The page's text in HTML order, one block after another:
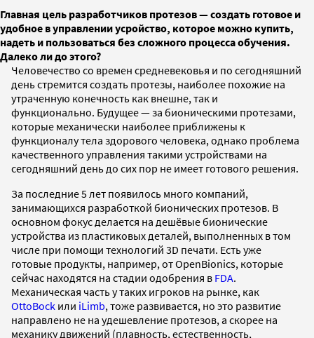
Главная цель разработчиков протезов — создать готовое и
удобное в управлении усройство, которое можно купить,
надеть и пользоваться без сложного процесса обучения.
Далеко ли до этого?
Человечество со времен средневековья и по сегодняшний
день стремится создать протезы, наиболее похожие на
утраченную конечность как внешне, так и
функционально. Будущее — за бионическими протезами,
которые механически наиболее приближены к
функционалу тела здорового человека, однако проблема
качественного управления такими устройствами на
сегодняшний день до сих пор не имеет готового решения.
За последние 5 лет появилось много компаний,
занимающихся разработкой бионических протезов. В
основном фокус делается на дешёвые бионические
устройства из пластиковых деталей, выполненных в том
числе при помощи технологий 3D печати. Есть уже
готовые продукты, например, от OpenBionics, которые
сейчас находятся на стадии одобрения в FDA.
Механическая часть у таких игроков на рынке, как
OttoBock или iLimb, тоже развивается, но это развитие
направлено не на удешевление протезов, а скорее на
механику движений (плавность, естественность,